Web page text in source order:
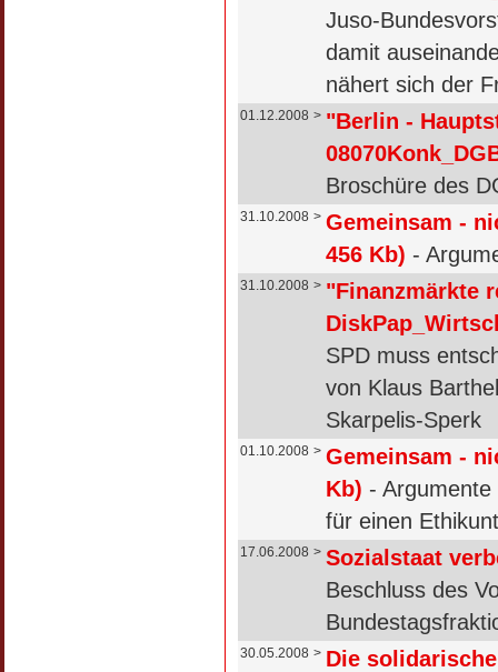
Juso-
damit
nähert sich der
01.12.2008 > "Berlin -
Broschüre des
31.10.2008 > Gemeinsam -
456 Kb) -
31.10.2008 > "Finanzmärkte
SPD muss
von Klaus
Skarpelis-Sperk
01.10.2008 > Gemeinsam -
Kb) -
für einen
17.06.2008 > Sozialstaat
Beschluss des
30.05.2008 > Die